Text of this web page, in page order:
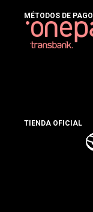
MÉTODOS DE PAGO
TIENDA OFICIAL